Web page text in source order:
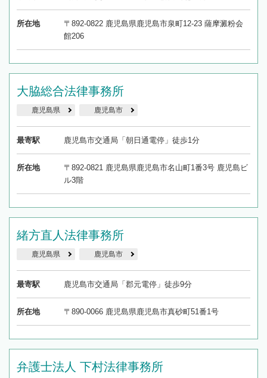
所在地
〒892-0822 鹿児島県鹿児島市泉町12-23 薩摩澱粉会
館206
大脇総合法律事務所
鹿児島県 鹿児島市
最寄駅 鹿児島市交通局「朝日通電停」徒歩1分
所在地
〒892-0821 鹿児島県鹿児島市名山町1番3号 鹿児島ビ
ル3階
緒方直人法律事務所
鹿児島県 鹿児島市
最寄駅 鹿児島市交通局「郡元電停」徒歩9分
所在地 〒890-0066 鹿児島県鹿児島市真砂町51番1号
弁護士法人 下村法律事務所